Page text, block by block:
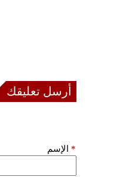
أرسل تعليقك
الإسم *